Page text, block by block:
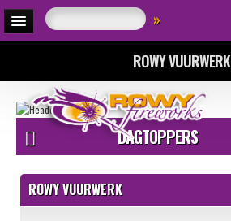
»
ROWY VUURWERK
DAGTOPPERS
ROWY VUURWERK